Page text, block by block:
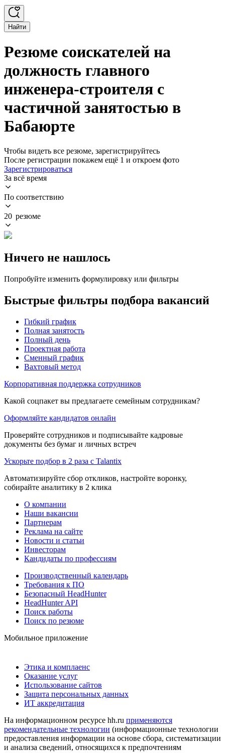
Найти
Резюме соискателей на
должность главного
инженера-строителя с
частичной занятостью в
Бабаюрте
Чтобы видеть все резюме, зарегистрируйтесь
После регистрации покажем ещё 1 и откроем фото
Зарегистрироваться
За всё время
По соответствию
20 резюме
Ничего не нашлось
Попробуйте изменить формулировку или фильтры
Быстрые фильтры подбора вакансий
Гибкий график
Полная занятость
Полный день
Проектная работа
Сменный график
Вахтовый метод
Корпоративная поддержка сотрудников
Какой соцпакет вы предлагаете семейным сотрудникам?
Оформляйте кандидатов онлайн
Проверяйте сотрудников и подписывайте кадровые
документы без бумаг и личных встреч
Ускорьте подбор в 2 раза с Talantix
Автоматизируйте сбор откликов, настройте воронку,
собирайте аналитику в 2 клика
О компании
Наши вакансии
Партнерам
Реклама на сайте
Новости и статьи
Инвесторам
Кандидаты по профессиям
Производственный календарь
Требования к ПО
Безопасный HeadHunter
HeadHunter API
Поиск работы
Поиск по резюме
Мобильное приложение
Этика и комплаенс
Оказание услуг
Использование сайтов
Защита персональных данных
ИТ аккредитация
На информационном ресурсе hh.ru применяются
рекомендательные технологии (информационные технологии
предоставления информации на основе сбора, систематизации
и анализа сведений, относящихся к предпочтениям